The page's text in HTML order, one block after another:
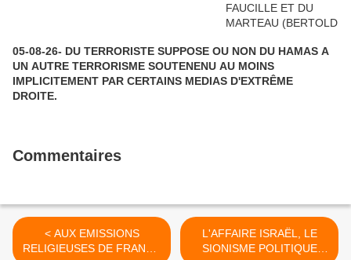
05-08-26- DU TERRORISTE SUPPOSE OU NON DU HAMAS A
UN AUTRE TERRORISME SOUTENENU AU MOINS
IMPLICITEMENT PAR CERTAINS MEDIAS D'EXTRÊME
DROITE.
Commentaires
< AUX EMISSIONS
RELIGIEUSES DE FRANCE
L'AFFAIRE ISRAËL, LE
SIONISME POLITIQUE